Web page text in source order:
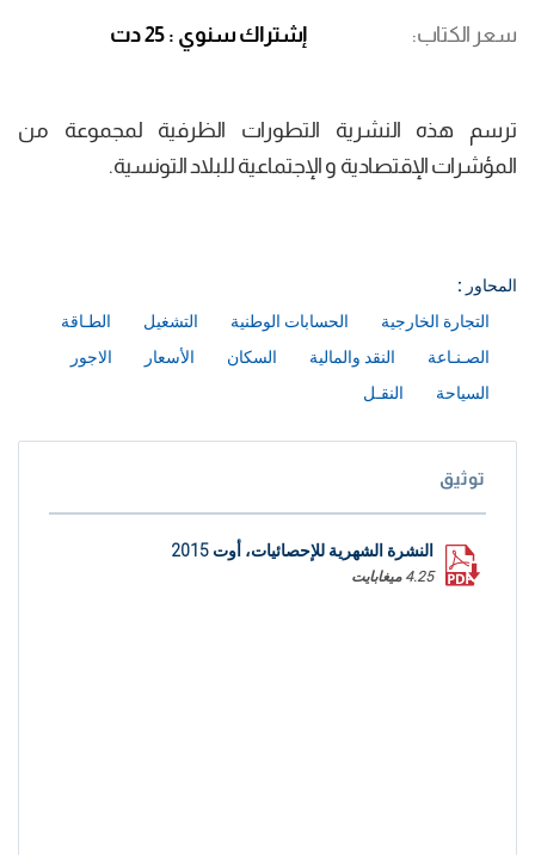
سعر الكتاب إشتراك سنوي : 25 دت
ترسم هذه النشرية التطورات الظرفية لمجموعة من
المؤشرات الإقتصادية و الإجتماعية للبلاد التونسية.
المحاور :
التجارة الخارجية
الحسابات الوطنية التشغيل
الطـاقة
الصـنـاعة
النقد والمالية السكان الأسعار
الاجور
السياحة
النقـل
توثيق
النشرة الشهرية للإحصائيات، أوت 2015
4.25 ميغابايت